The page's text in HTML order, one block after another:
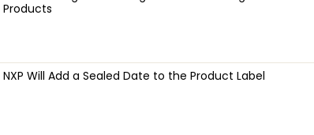
Products
NXP Will Add a Sealed Date to the Product Label